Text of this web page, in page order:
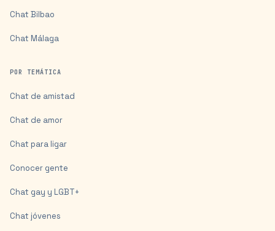
Chat Bilbao
Chat Málaga
POR TEMÁTICA
Chat de amistad
Chat de amor
Chat para ligar
Conocer gente
Chat gay y LGBT+
Chat jóvenes